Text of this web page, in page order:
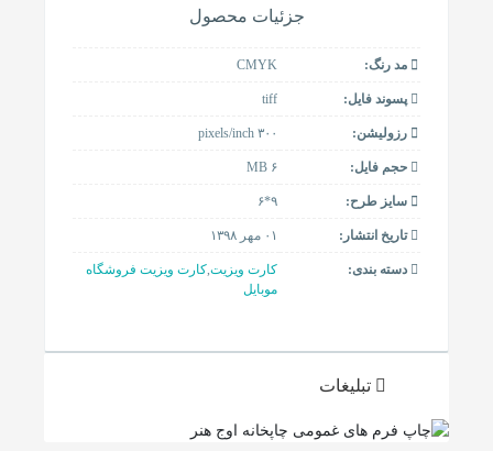
جزئیات محصول
مد رنگ: CMYK
پسوند فایل: tiff
رزولیشن: ۳۰۰ pixels/inch
حجم فایل: ۶ MB
سایز طرح: ۹*۶
تاریخ انتشار: ۰۱ مهر ۱۳۹۸
دسته بندی: کارت ویزیت,کارت ویزیت فروشگاه
موبایل
تبلیغات